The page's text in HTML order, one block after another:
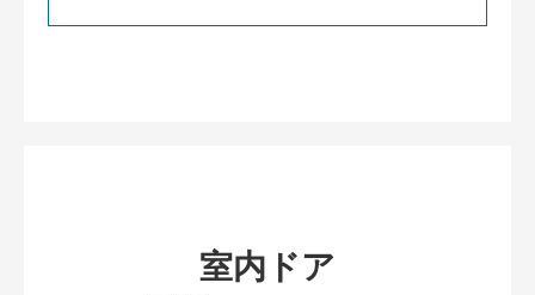
室内ドア